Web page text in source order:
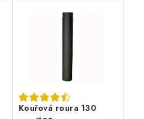
spalinovým hrdlem
krbových kamen/sporáku...
Kouřová roura 130